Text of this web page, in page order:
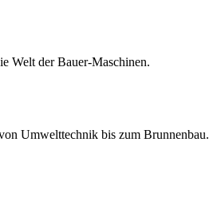
Welt der Bauer-Maschinen.
Umwelttechnik bis zum Brunnenbau.